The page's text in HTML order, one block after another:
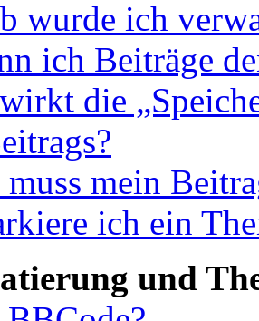
wurde ich
ich Beiträge
die
mein
ich ein
und